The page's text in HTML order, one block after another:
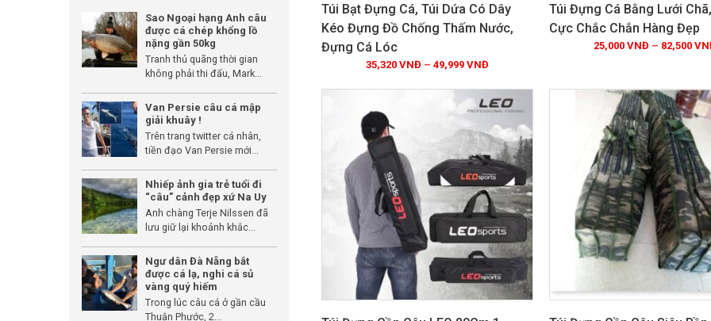
Túi Bạt Đựng Cá, Túi Dứa Có Dây
Kéo Đựng Đồ Chống Thấm Nước,
Đựng Cá Lóc
35,320 VNĐ – 49,999 VNĐ
Xem chi tiết
Túi Đựng Cá Bằng Lưới
Cực Chắc Chắn Hàng Đẹp
25,000 VNĐ – 82,500
Sao Ngoại hạng Anh câu
được cá chép khổng lồ
nặng gần 50kg
Tranh thủ quãng thời gian
không phải thi đấu, Mark...
Van Persie câu cá mập
giải khuây !
Trên trang twitter cá nhân,
tiền đạo Van Persie mới...
Nhiếp ảnh gia trẻ tuổi đi
“câu” cảnh đẹp xứ Na Uy
Anh chàng Terje Nilssen đã
lưu giữ lại khoảnh khắc...
Ngư dân Đà Nẵng bắt
được cá lạ, nghi cá sủ
vàng quý hiếm
Trong lúc câu cá ở gần cầu
Thuận Phước, 2...